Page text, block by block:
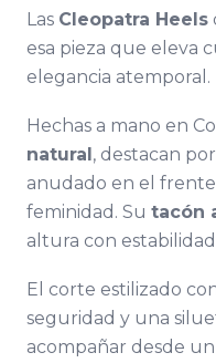
Las Cleopatra Heels
esa pieza que eleva
elegancia atemporal.
Hechas a mano en
natural, destacan
anudado en el
feminidad. Su tacón
altura con
El corte estilizado
seguridad y una
acompañar desde